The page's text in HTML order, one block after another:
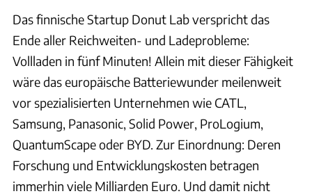
Das finnische Startup Donut Lab verspricht das
Ende aller Reichweiten- und Ladeprobleme:
Vollladen in fünf Minuten! Allein mit dieser Fähigkeit
wäre das europäische Batteriewunder meilenweit
vor spezialisierten Unternehmen wie CATL,
Samsung, Panasonic, Solid Power, ProLogium,
QuantumScape oder BYD. Zur Einordnung: Deren
Forschung und Entwicklungskosten betragen
immerhin viele Milliarden Euro. Und damit nicht